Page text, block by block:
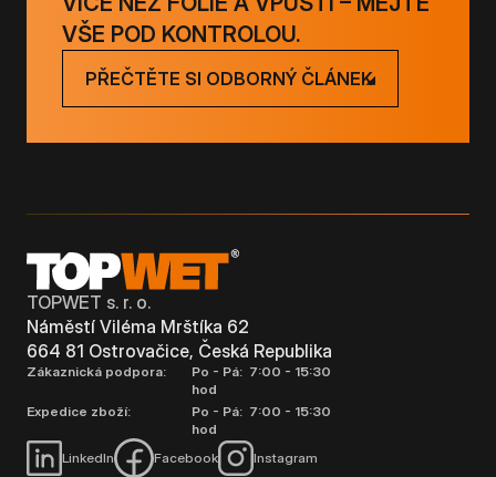
VŠE POD KONTROLOU.
PŘEČTĚTE SI ODBORNÝ ČLÁNEK
TOPWET s. r. o.
Náměstí Viléma Mrštíka 62
664 81 Ostrovačice, Česká Republika
Zákaznická podpora:
Po - Pá: 7:00 - 15:30
hod
Expedice zboží:
Po - Pá: 7:00 - 15:30
hod
LinkedIn
Facebook Instagram